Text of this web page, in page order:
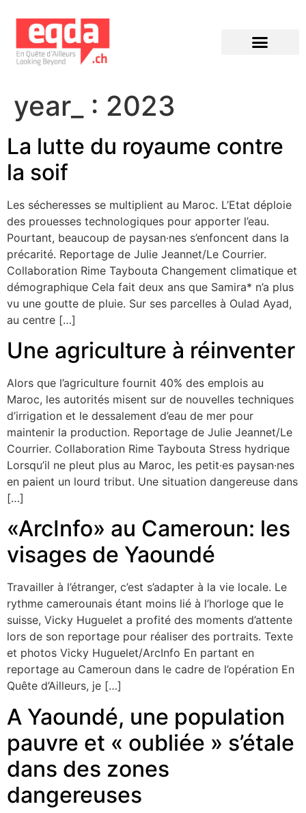
year_ : 2023
La lutte du royaume contre
la soif
Les sécheresses se multiplient au Maroc. L’Etat déploie
des prouesses technologiques pour apporter l’eau.
Pourtant, beaucoup de paysan·nes s’enfoncent dans la
précarité. Reportage de Julie Jeannet/Le Courrier.
Collaboration Rime Taybouta Changement climatique et
démographique Cela fait deux ans que Samira* n’a plus
vu une goutte de pluie. Sur ses parcelles à Oulad Ayad,
au centre […]
Une agriculture à réinventer
Alors que l’agriculture fournit 40% des emplois au
Maroc, les autorités misent sur de nouvelles techniques
d’irrigation et le dessalement d’eau de mer pour
maintenir la production. Reportage de Julie Jeannet/Le
Courrier. Collaboration Rime Taybouta Stress hydrique
Lorsqu’il ne pleut plus au Maroc, les petit·es paysan·nes
en paient un lourd tribut. Une situation dangereuse dans
[…]
«ArcInfo» au Cameroun: les
visages de Yaoundé
Travailler à l’étranger, c’est s’adapter à la vie locale. Le
rythme camerounais étant moins lié à l’horloge que le
suisse, Vicky Huguelet a profité des moments d’attente
lors de son reportage pour réaliser des portraits. Texte
et photos Vicky Huguelet/ArcInfo En partant en
reportage au Cameroun dans le cadre de l’opération En
Quête d’Ailleurs, je […]
A Yaoundé, une population
pauvre et « oubliée » s’étale
dans des zones
dangereuses